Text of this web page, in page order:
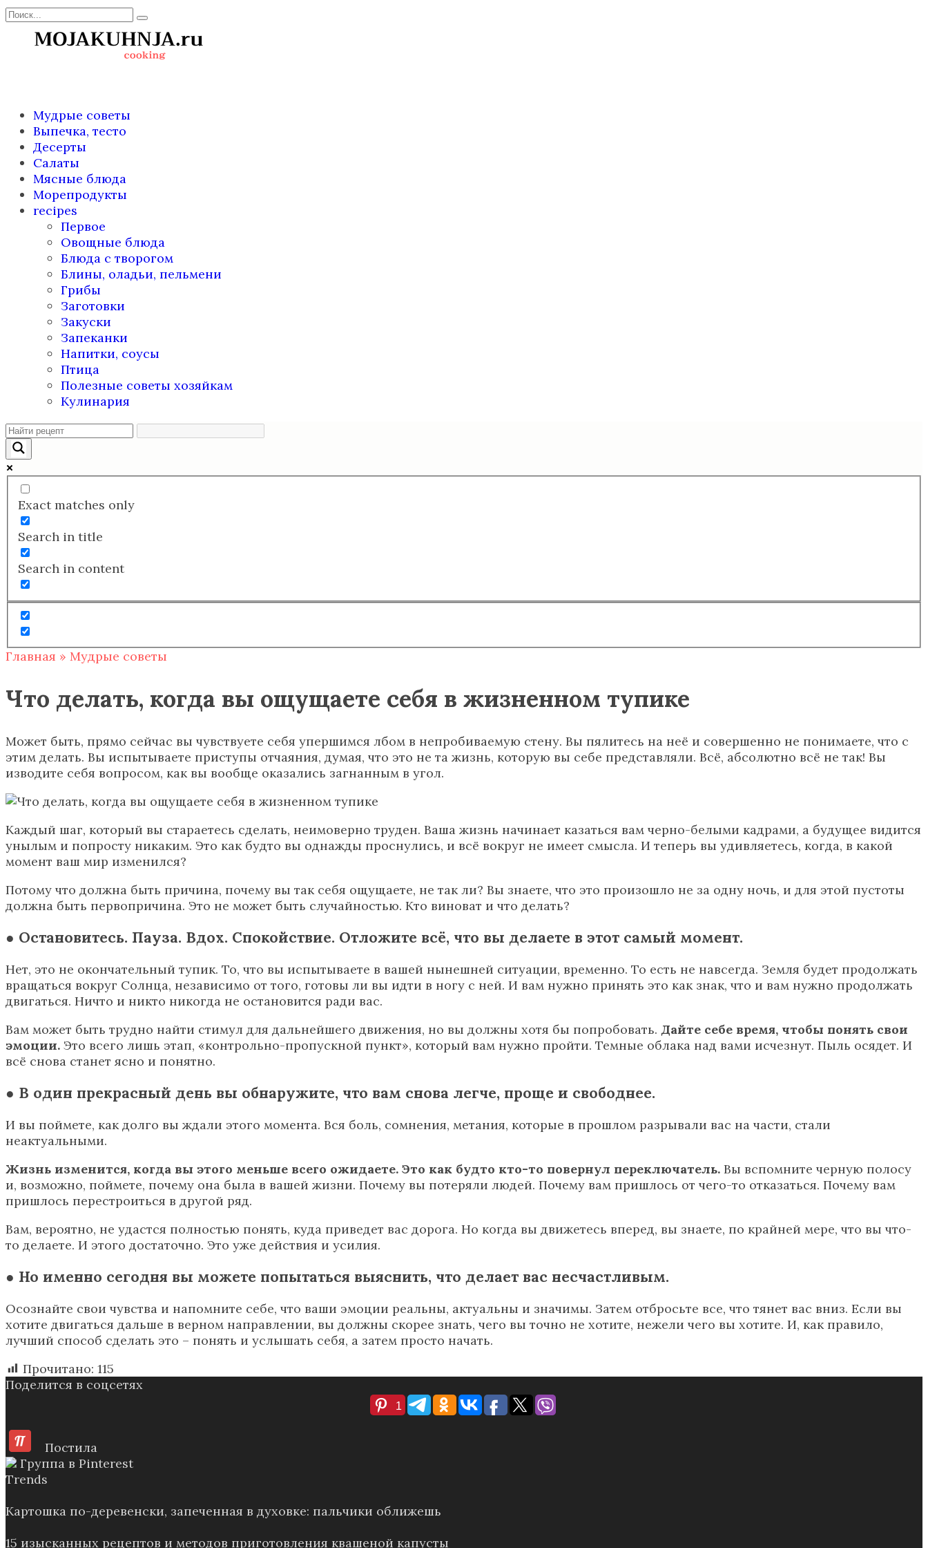
Перейти
содержанию
Search
Мудрые советы
Выпечка, тесто
Десерты
Салаты
Мясные блюда
Морепродукты
recipes
Первое
Овощные блюда
Блюда с творогом
Блины, оладьи, пельмени
Грибы
Заготовки
Закуски
Запеканки
Напитки, соусы
Птица
Полезные советы хозяйкам
Кулинария
Exact matches only
Search in title
Search in content
Главная » Мудрые советы
Что делать, когда вы ощущаете себя в жизненном тупике
Может быть, прямо сейчас вы чувствуете себя упершимся лбом в непробиваемую стену. Вы пялитесь на неё и совершенно не понимаете, что с
этим делать. Вы испытываете приступы отчаяния, думая, что это не та жизнь, которую вы себе представляли. Всё, абсолютно всё не так! Вы
изводите себя вопросом, как вы вообще оказались загнанным в угол.
Каждый шаг, который вы стараетесь сделать, неимоверно труден. Ваша жизнь начинает казаться вам черно-белыми кадрами, а будущее видится
унылым и попросту никаким. Это как будто вы однажды проснулись, и всё вокруг не имеет смысла. И теперь вы удивляетесь, когда, в какой
момент ваш мир изменился?
Потому что должна быть причина, почему вы так себя ощущаете, не так ли? Вы знаете, что это произошло не за одну ночь, и для этой пустоты
должна быть первопричина. Это не может быть случайностью. Кто виноват и что делать?
● Остановитесь. Пауза. Вдох. Спокойствие. Отложите всё, что вы делаете в этот самый момент.
Нет, это не окончательный тупик. То, что вы испытываете в вашей нынешней ситуации, временно. То есть не навсегда. Земля будет продолжать
вращаться вокруг Солнца, независимо от того, готовы ли вы идти в ногу с ней. И вам нужно принять это как знак, что и вам нужно продолжать
двигаться. Ничто и никто никогда не остановится ради вас.
Вам может быть трудно найти стимул для дальнейшего движения, но вы должны хотя бы попробовать. Дайте себе время, чтобы понять свои
эмоции. Это всего лишь этап, «контрольно-пропускной пункт», который вам нужно пройти. Темные облака над вами исчезнут. Пыль осядет. И
всё снова станет ясно и понятно.
● В один прекрасный день вы обнаружите, что вам снова легче, проще и свободнее.
И вы поймете, как долго вы ждали этого момента. Вся боль, сомнения, метания, которые в прошлом разрывали вас на части, стали
неактуальными.
Жизнь изменится, когда вы этого меньше всего ожидаете. Это как будто кто-то повернул переключатель. Вы вспомните черную полосу
и, возможно, поймете, почему она была в вашей жизни. Почему вы потеряли людей. Почему вам пришлось от чего-то отказаться. Почему вам
пришлось перестроиться в другой ряд.
Вам, вероятно, не удастся полностью понять, куда приведет вас дорога. Но когда вы движетесь вперед, вы знаете, по крайней мере, что вы что-
то делаете. И этого достаточно. Это уже действия и усилия.
● Но именно сегодня вы можете попытаться выяснить, что делает вас несчастливым.
Осознайте свои чувства и напомните себе, что ваши эмоции реальны, актуальны и значимы. Затем отбросьте все, что тянет вас вниз. Если вы
хотите двигаться дальше в верном направлении, вы должны скорее знать, чего вы точно не хотите, нежели чего вы хотите. И, как правило,
лучший способ сделать это – понять и услышать себя, а затем просто начать.
Прочитано: 115
Поделится в соцсетях
1
Постила
Группа в Pinterest
Trends
Картошка по-деревенски, запеченная в духовке: пальчики оближешь
15 изысканных рецептов и методов приготовления квашеной капусты